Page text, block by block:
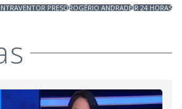
PRESOROGÉRIO ANDRADEJR 24 HORAS